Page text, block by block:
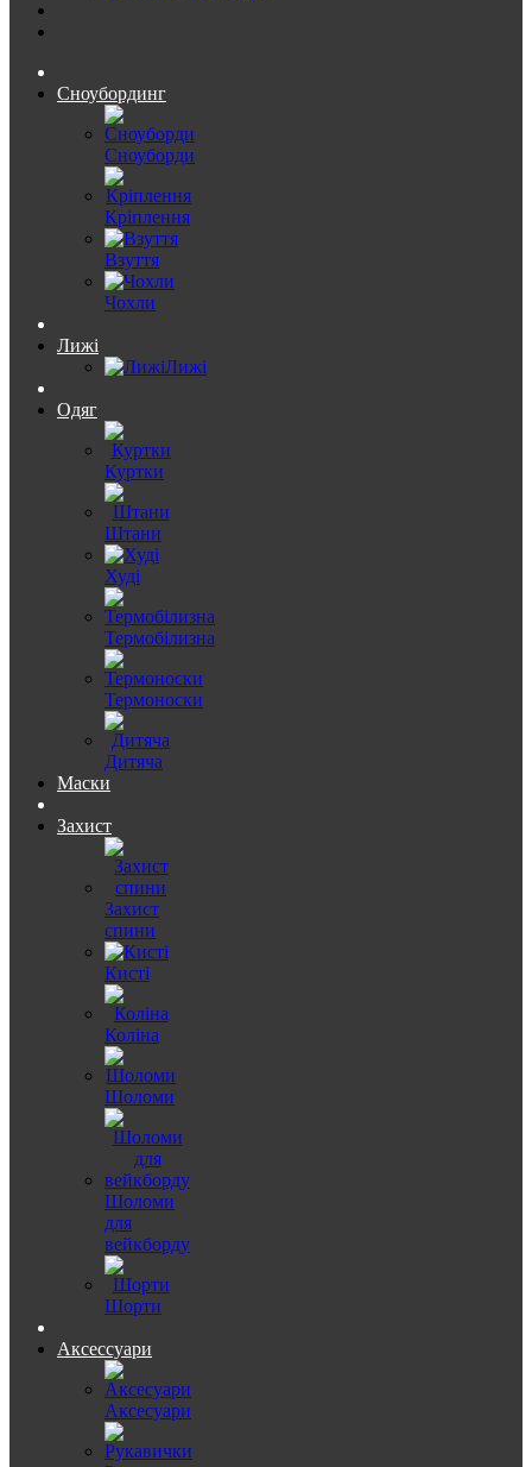
Сноубординг
Сноуборди
Кріплення
Взуття
Чохли
Лижі
Лижі
Одяг
Куртки
Штани
Худі
Термобілизна
Термоноски
Дитяча
Маски
Захист
Захист
спини
Кисті
Коліна
Шоломи
Шоломи
для
вейкборду
Шорти
Аксессуари
Аксесуари